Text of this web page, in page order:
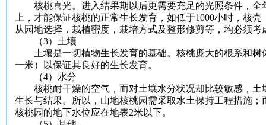
核桃喜光。进入结果期以后更需要充足的光照条件，全
上，才能保证核桃的正常生长发育，如低于1000小时，核壳
从园地选择，栽植密度，栽培方式及整形修剪等，均必须考
（3）土壤
土壤是一切植物生长发育的基础。核桃庞大的根系和树
一米）以保证其良好的生长发育。
（4）水分
核桃耐干燥的空气，而对土壤水分状况却比较敏感，土
生长与结果。所以，山地核桃园需采取水土保持工程措施
核桃园的地下水位应在地表2米以下。